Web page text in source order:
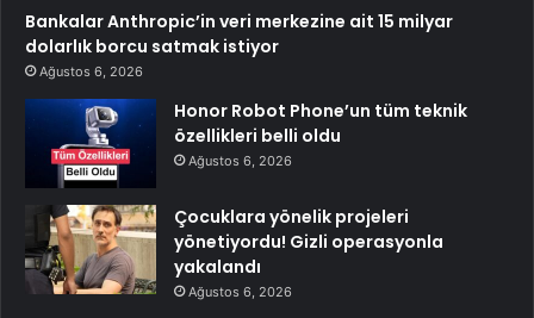
Bankalar Anthropic’in veri merkezine ait 15 milyar
dolarlık borcu satmak istiyor
Ağustos 6, 2026
Honor Robot Phone’un tüm teknik
özellikleri belli oldu
Ağustos 6, 2026
Çocuklara yönelik projeleri
yönetiyordu! Gizli operasyonla
yakalandı
Ağustos 6, 2026